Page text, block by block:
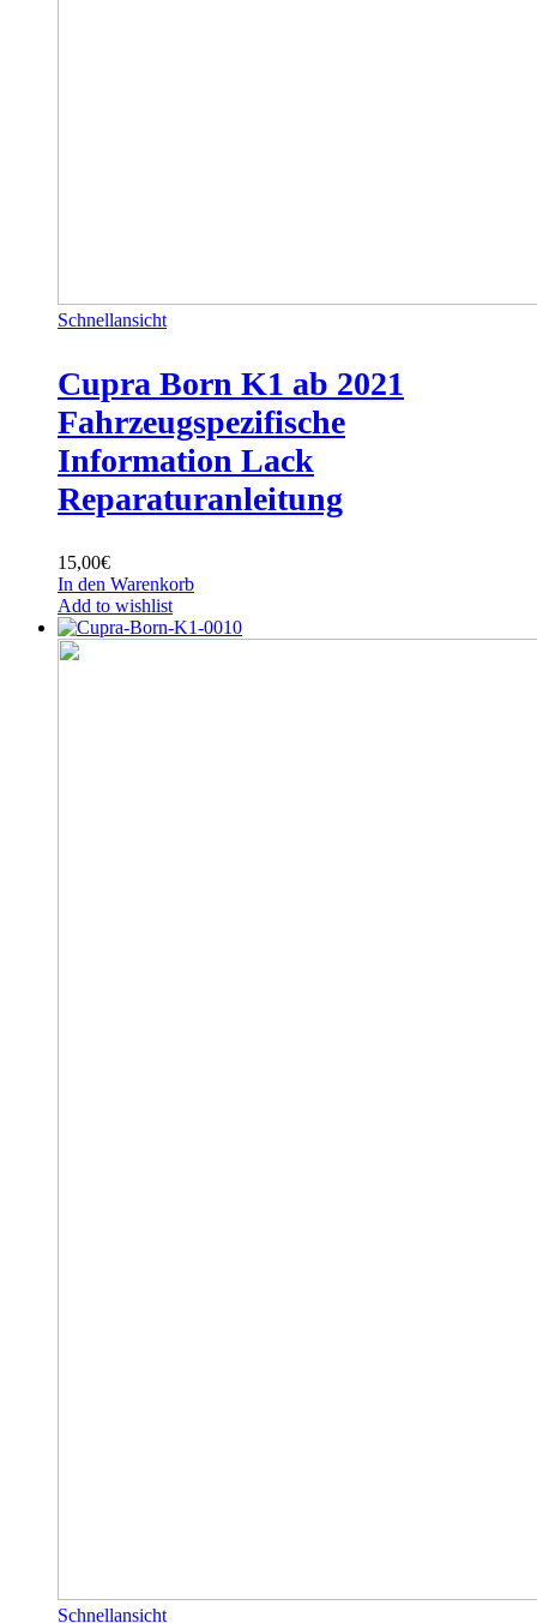
Schnellansicht
Cupra Born K1 ab 2021
Fahrzeugspezifische
Information Lack
Reparaturanleitung
15,00€
In den Warenkorb
Add to wishlist
Schnellansicht